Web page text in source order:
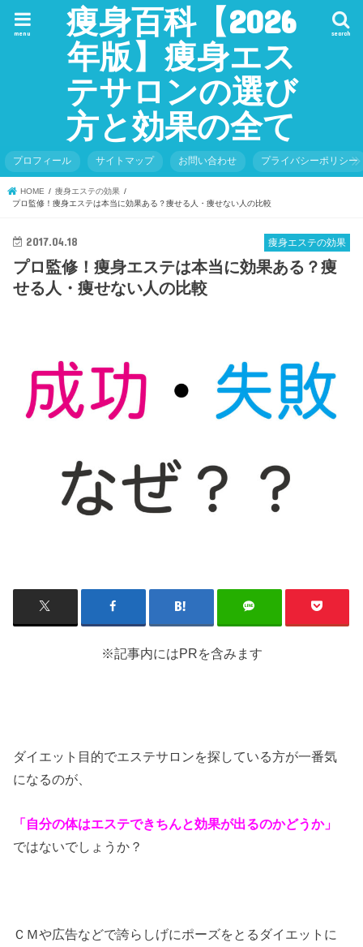
痩身百科【2026
年版】痩身エス
テサロンの選び
方と効果の全て
search
menu
プロフィール サイトマップ お問い合わせ プライバシーポリシー
HOME
痩身エステの効果
プロ監修！痩身エステは本当に効果ある？痩せる人・痩せない人の比較
痩身エステの効果
2017.04.18
プロ監修！痩身エステは本当に効果ある？痩
せる人・痩せない人の比較
※記事内にはPRを含みます
ダイエット目的でエステサロンを探している方が一番気
になるのが、
「自分の体はエステできちんと効果が出るのかどうか」
ではないでしょうか？
ＣＭや広告などで誇らしげにポーズをとるダイエットに